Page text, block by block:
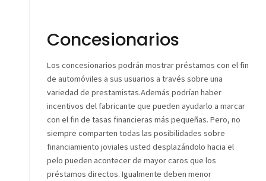
Concesionarios
Los concesionarios podrán mostrar préstamos con el fin
de automóviles a sus usuarios a través sobre una
variedad de prestamistas.Además podrían haber
incentivos del fabricante que pueden ayudarlo a marcar
con el fin de tasas financieras más pequeñas. Pero, no
siempre comparten todas las posibilidades sobre
financiamiento joviales usted desplazándolo hacia el
pelo pueden acontecer de mayor caros que los
préstamos directos. Igualmente deben menor